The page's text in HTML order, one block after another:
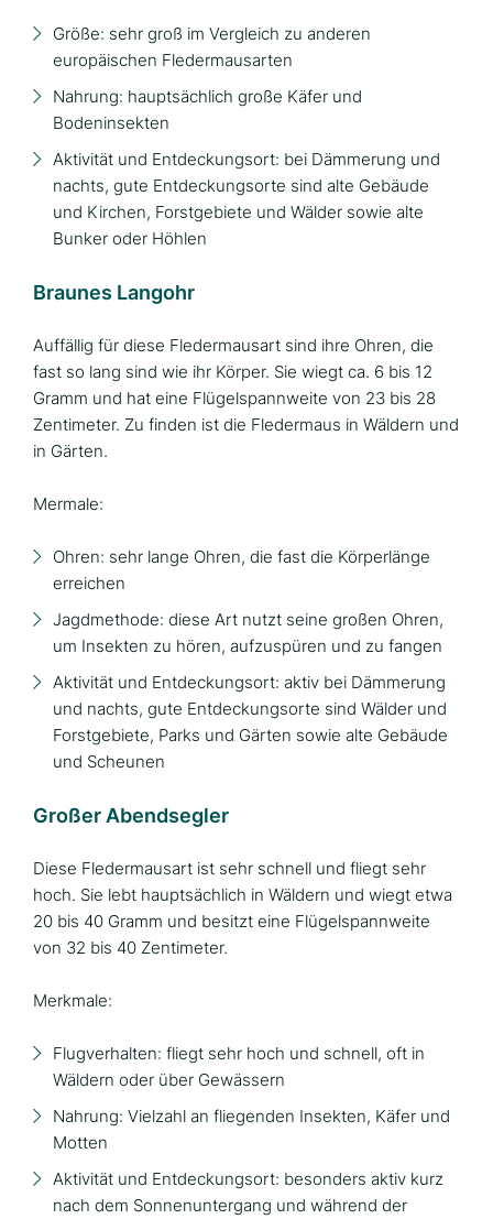
Größe: sehr groß im Vergleich zu anderen
europäischen Fledermausarten
Nahrung: hauptsächlich große Käfer und
Bodeninsekten
Aktivität und Entdeckungsort: bei Dämmerung und
nachts, gute Entdeckungsorte sind alte Gebäude
und Kirchen, Forstgebiete und Wälder sowie alte
Bunker oder Höhlen
Braunes Langohr
Auffällig für diese Fledermausart sind ihre Ohren, die
fast so lang sind wie ihr Körper. Sie wiegt ca. 6 bis 12
Gramm und hat eine Flügelspannweite von 23 bis 28
Zentimeter. Zu finden ist die Fledermaus in Wäldern und
in Gärten.
Mermale:
Ohren: sehr lange Ohren, die fast die Körperlänge
erreichen
Jagdmethode: diese Art nutzt seine großen Ohren,
um Insekten zu hören, aufzuspüren und zu fangen
Aktivität und Entdeckungsort: aktiv bei Dämmerung
und nachts, gute Entdeckungsorte sind Wälder und
Forstgebiete, Parks und Gärten sowie alte Gebäude
und Scheunen
Großer Abendsegler
Diese Fledermausart ist sehr schnell und fliegt sehr
hoch. Sie lebt hauptsächlich in Wäldern und wiegt etwa
20 bis 40 Gramm und besitzt eine Flügelspannweite
von 32 bis 40 Zentimeter.
Merkmale:
Flugverhalten: fliegt sehr hoch und schnell, oft in
Wäldern oder über Gewässern
Nahrung: Vielzahl an fliegenden Insekten, Käfer und
Motten
Aktivität und Entdeckungsort: besonders aktiv kurz
nach dem Sonnenuntergang und während der